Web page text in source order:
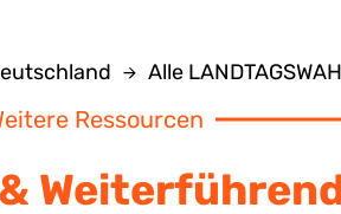
Alle
Ressourcen